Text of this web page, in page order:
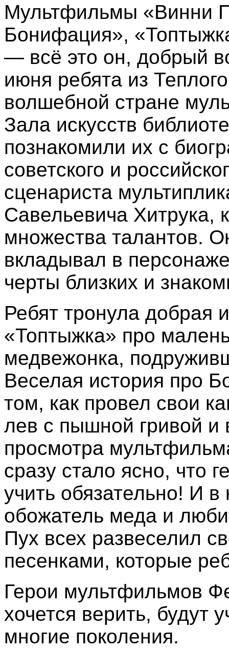
Мультфильмы «Винни
Бонифация»,
— всё это он, добрый
июня ребята из
волшебной стране
Зала искусств
познакомили их с
советского и
сценариста
Савельевича Хитрука,
множества талантов.
вкладывал в
черты близких и
Ребят тронула добрая
«Топтыжка» про
медвежонка,
Веселая история про
том, как провел свои
лев с пышной гривой и
просмотра
сразу стало ясно, что
учить обязательно! И
обожатель меда и
Пух всех развеселил
песенками, которые
Герои мультфильмов
хочется верить, будут
многие поколения.